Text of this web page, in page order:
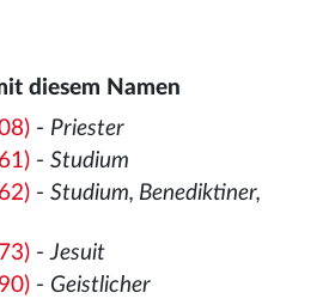
diesem Namen
- Priester
- Studium
- Studium, Benediktiner,
-Jesuit
- Geistlicher